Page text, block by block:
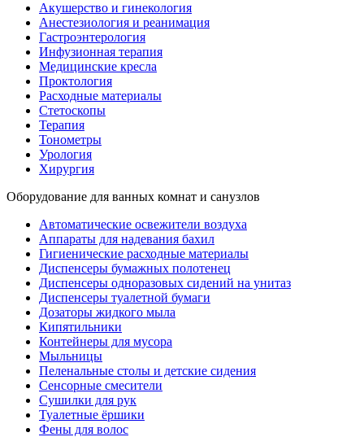
Акушерство и гинекология
Анестезиология и реанимация
Гастроэнтерология
Инфузионная терапия
Медицинские кресла
Проктология
Расходные материалы
Стетоскопы
Терапия
Тонометры
Урология
Хирургия
Оборудование для ванных комнат и санузлов
Автоматические освежители воздуха
Аппараты для надевания бахил
Гигиенические расходные материалы
Диспенсеры бумажных полотенец
Диспенсеры одноразовых сидений на унитаз
Диспенсеры туалетной бумаги
Дозаторы жидкого мыла
Кипятильники
Контейнеры для мусора
Мыльницы
Пеленальные столы и детские сидения
Сенсорные смесители
Сушилки для рук
Туалетные ёршики
Фены для волос